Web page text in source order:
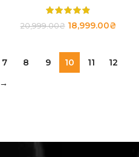
20,999.00₴ 18,999.00₴
7 8 9 10 11
12
→